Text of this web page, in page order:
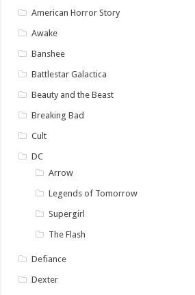
American Horror Story
Awake
Banshee
Battlestar Galactica
Beauty and the Beast
Breaking Bad
Cult
DC
Arrow
Legends of Tomorrow
Supergirl
The Flash
Defiance
Dexter